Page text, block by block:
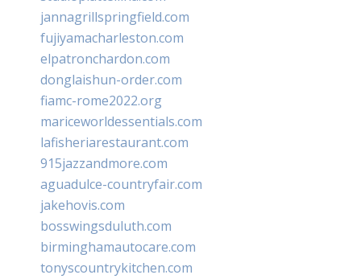
jannagrillspringfield.com
fujiyamacharleston.com
elpatronchardon.com
donglaishun-order.com
fiamc-rome2022.org
mariceworldessentials.com
lafisheriarestaurant.com
915jazzandmore.com
aguadulce-countryfair.com
jakehovis.com
bosswingsduluth.com
birminghamautocare.com
tonyscountrykitchen.com